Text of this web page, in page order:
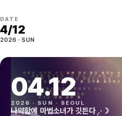
DATE
4/12
2026 · SUN
04.12
2026 · SUN · SEOUL
나약함에 마법소녀가 깃든다 .͙·☽